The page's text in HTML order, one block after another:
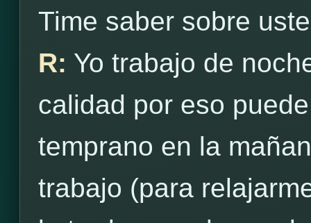
Time saber sobre
R: Yo trabajo de
calidad por eso
temprano en la
trabajo (para